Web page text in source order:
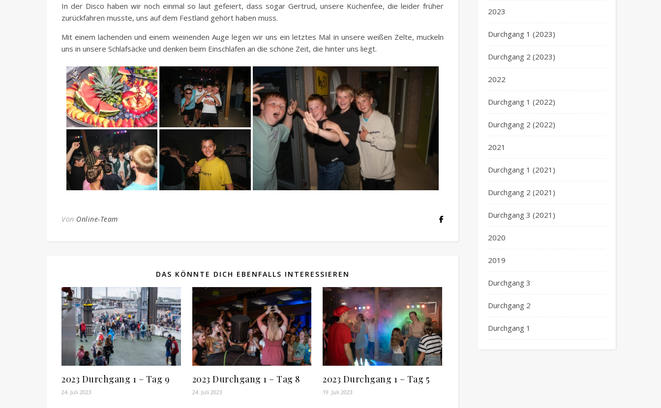
In der Disco haben wir noch einmal so laut gefeiert, dass sogar Gertrud, unsere Küchenfee, die leider früher
zurückfahren musste, uns auf dem Festland gehört haben muss.
Mit einem lachenden und einem weinenden Auge legen wir uns ein letztes Mal in unsere weißen Zelte, muckeln
uns in unsere Schlafsäcke und denken beim Einschlafen an die schöne Zeit, die hinter uns liegt.
Von Online-Team
DAS KÖNNTE DICH EBENFALLS INTERESSIEREN
2023 Durchgang 1 – Tag 9
24. Juli 2023
2023 Durchgang 1 – Tag 8
24. Juli 2023
2023 Durchgang 1 – Tag 5
19. Juli 2023
2023
Durchgang 1 (2023)
Durchgang 2 (2023)
2022
Durchgang 1 (2022)
Durchgang 2 (2022)
2021
Durchgang 1 (2021)
Durchgang 2 (2021)
Durchgang 3 (2021)
2020
2019
Durchgang 3
Durchgang 2
Durchgang 1